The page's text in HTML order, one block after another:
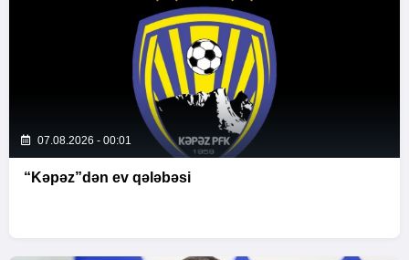
07.08.2026 - 00:01
“Kəpəz”dən ev qələbəsi